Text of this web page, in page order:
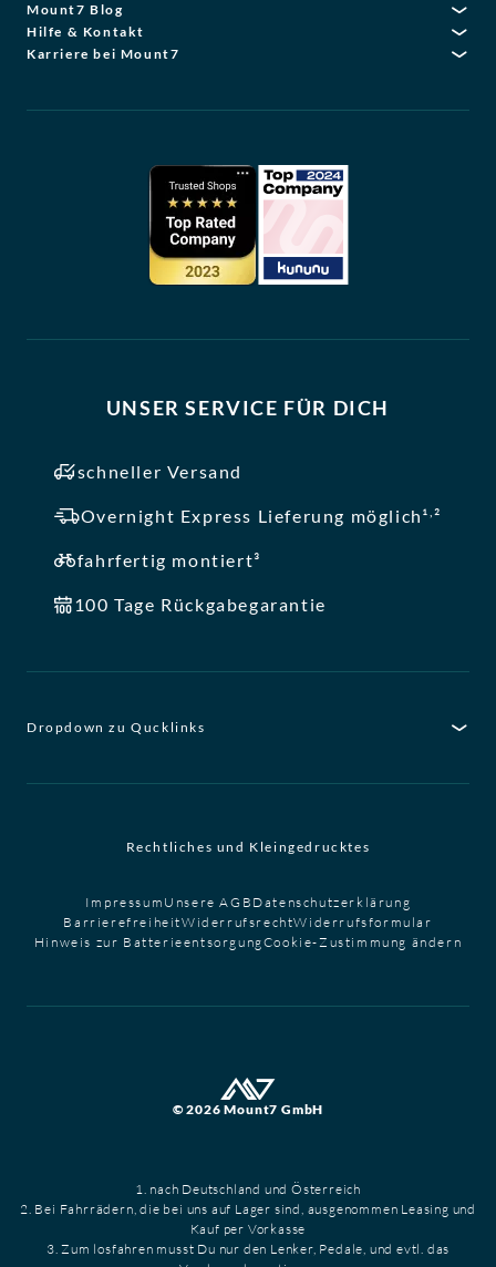
Mount7 Blog
Hilfe & Kontakt
Karriere bei Mount7
UNSER SERVICE FÜR DICH
schneller Versand
Overnight Express Lieferung möglich¹,²
fahrfertig montiert³
100 Tage Rückgabegarantie
Dropdown zu Qucklinks
Rechtliches und Kleingedrucktes
Impressum Unsere AGB Datenschutzerklärung
BarrierefreiheitWiderrufsrechtWiderrufsformular
Hinweis zur BatterieentsorgungCookie-Zustimmung ändern
© 2026 Mount7 GmbH
1. nach Deutschland und Österreich
2. Bei Fahrrädern, die bei uns auf Lager sind, ausgenommen Leasing und
Kauf per Vorkasse
3. Zum losfahren musst Du nur den Lenker, Pedale, und evtl. das